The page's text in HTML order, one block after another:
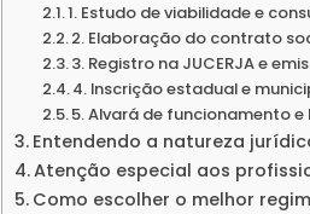
1. Estudo de viabilidade e
2. Elaboração do contrato
3. Registro na JUCERJA e
4. Inscrição estadual e
5. Alvará de funcionamento
Entendendo a natureza
Atenção especial aos
Como escolher o melhor